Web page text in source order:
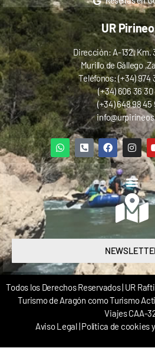
UR
Dirección: A-132, Km.
Murillo de Gállego
Teléfonos: (+34) 974
(+34) 606 36 30
(+34) 648 98 45
Todos los Derechos Reservados | UR
Turismo de Aragón como Turismo
Viajes CAA-
Aviso Legal|Política de cookies